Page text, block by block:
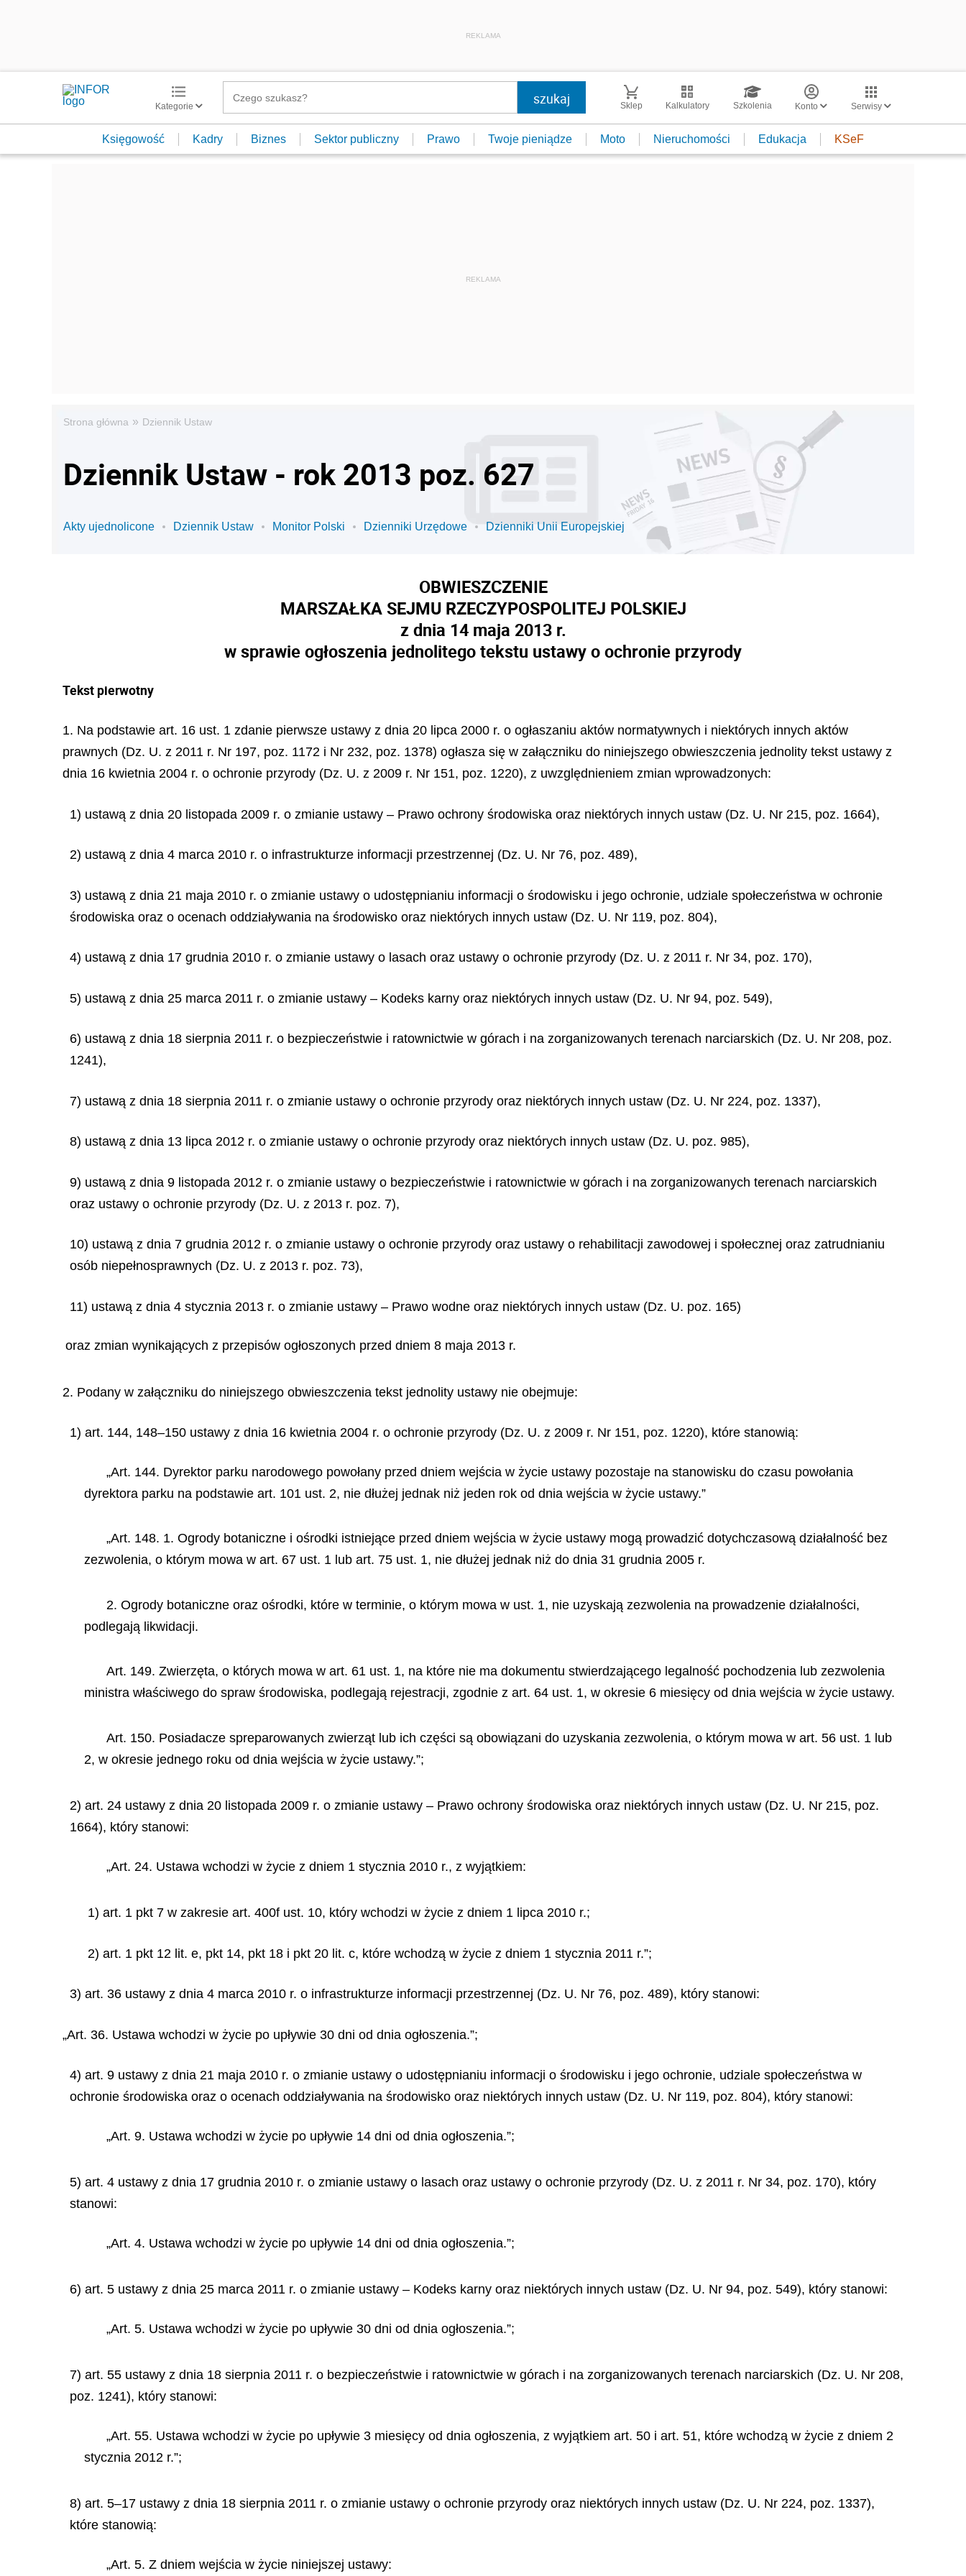
REKLAMA
Kategorie Sklep Kalkulatory Szkolenia Konto Serwisy
Księgowość Kadry Biznes Sektor publiczny Prawo Twoje pieniądze Moto Nieruchomości Edukacja KSeF
Strona główna » Dziennik Ustaw
Dziennik Ustaw - rok 2013 poz. 627
Akty ujednolicone Dziennik Ustaw Monitor Polski Dzienniki Urzędowe Dzienniki Unii Europejskiej
OBWIESZCZENIE
MARSZAŁKA SEJMU RZECZYPOSPOLITEJ POLSKIEJ
z dnia 14 maja 2013 r.
w sprawie ogłoszenia jednolitego tekstu ustawy o ochronie przyrody
Tekst pierwotny
1. Na podstawie art. 16 ust. 1 zdanie pierwsze ustawy z dnia 20 lipca 2000 r. o ogłaszaniu aktów normatywnych i niektórych innych aktów
prawnych (Dz. U. z 2011 r. Nr 197, poz. 1172 i Nr 232, poz. 1378) ogłasza się w załączniku do niniejszego obwieszczenia jednolity tekst ustawy z
dnia 16 kwietnia 2004 r. o ochronie przyrody (Dz. U. z 2009 r. Nr 151, poz. 1220), z uwzględnieniem zmian wprowadzonych:
1) ustawą z dnia 20 listopada 2009 r. o zmianie ustawy – Prawo ochrony środowiska oraz niektórych innych ustaw (Dz. U. Nr 215, poz. 1664),
2) ustawą z dnia 4 marca 2010 r. o infrastrukturze informacji przestrzennej (Dz. U. Nr 76, poz. 489),
3) ustawą z dnia 21 maja 2010 r. o zmianie ustawy o udostępnianiu informacji o środowisku i jego ochronie, udziale społeczeństwa w ochronie
środowiska oraz o ocenach oddziaływania na środowisko oraz niektórych innych ustaw (Dz. U. Nr 119, poz. 804),
4) ustawą z dnia 17 grudnia 2010 r. o zmianie ustawy o lasach oraz ustawy o ochronie przyrody (Dz. U. z 2011 r. Nr 34, poz. 170),
5) ustawą z dnia 25 marca 2011 r. o zmianie ustawy – Kodeks karny oraz niektórych innych ustaw (Dz. U. Nr 94, poz. 549),
6) ustawą z dnia 18 sierpnia 2011 r. o bezpieczeństwie i ratownictwie w górach i na zorganizowanych terenach narciarskich (Dz. U. Nr 208, poz.
1241),
7) ustawą z dnia 18 sierpnia 2011 r. o zmianie ustawy o ochronie przyrody oraz niektórych innych ustaw (Dz. U. Nr 224, poz. 1337),
8) ustawą z dnia 13 lipca 2012 r. o zmianie ustawy o ochronie przyrody oraz niektórych innych ustaw (Dz. U. poz. 985),
9) ustawą z dnia 9 listopada 2012 r. o zmianie ustawy o bezpieczeństwie i ratownictwie w górach i na zorganizowanych terenach narciarskich
oraz ustawy o ochronie przyrody (Dz. U. z 2013 r. poz. 7),
10) ustawą z dnia 7 grudnia 2012 r. o zmianie ustawy o ochronie przyrody oraz ustawy o rehabilitacji zawodowej i społecznej oraz zatrudnianiu
osób niepełnosprawnych (Dz. U. z 2013 r. poz. 73),
11) ustawą z dnia 4 stycznia 2013 r. o zmianie ustawy – Prawo wodne oraz niektórych innych ustaw (Dz. U. poz. 165)
oraz zmian wynikających z przepisów ogłoszonych przed dniem 8 maja 2013 r.
2. Podany w załączniku do niniejszego obwieszczenia tekst jednolity ustawy nie obejmuje:
1) art. 144, 148–150 ustawy z dnia 16 kwietnia 2004 r. o ochronie przyrody (Dz. U. z 2009 r. Nr 151, poz. 1220), które stanowią:
„Art. 144. Dyrektor parku narodowego powołany przed dniem wejścia w życie ustawy pozostaje na stanowisku do czasu powołania
dyrektora parku na podstawie art. 101 ust. 2, nie dłużej jednak niż jeden rok od dnia wejścia w życie ustawy.”
„Art. 148. 1. Ogrody botaniczne i ośrodki istniejące przed dniem wejścia w życie ustawy mogą prowadzić dotychczasową działalność bez
zezwolenia, o którym mowa w art. 67 ust. 1 lub art. 75 ust. 1, nie dłużej jednak niż do dnia 31 grudnia 2005 r.
2. Ogrody botaniczne oraz ośrodki, które w terminie, o którym mowa w ust. 1, nie uzyskają zezwolenia na prowadzenie działalności,
podlegają likwidacji.
Art. 149. Zwierzęta, o których mowa w art. 61 ust. 1, na które nie ma dokumentu stwierdzającego legalność pochodzenia lub zezwolenia
ministra właściwego do spraw środowiska, podlegają rejestracji, zgodnie z art. 64 ust. 1, w okresie 6 miesięcy od dnia wejścia w życie ustawy.
Art. 150. Posiadacze spreparowanych zwierząt lub ich części są obowiązani do uzyskania zezwolenia, o którym mowa w art. 56 ust. 1 lub
2, w okresie jednego roku od dnia wejścia w życie ustawy.”;
2) art. 24 ustawy z dnia 20 listopada 2009 r. o zmianie ustawy – Prawo ochrony środowiska oraz niektórych innych ustaw (Dz. U. Nr 215, poz.
1664), który stanowi:
„Art. 24. Ustawa wchodzi w życie z dniem 1 stycznia 2010 r., z wyjątkiem:
1) art. 1 pkt 7 w zakresie art. 400f ust. 10, który wchodzi w życie z dniem 1 lipca 2010 r.;
2) art. 1 pkt 12 lit. e, pkt 14, pkt 18 i pkt 20 lit. c, które wchodzą w życie z dniem 1 stycznia 2011 r.”;
3) art. 36 ustawy z dnia 4 marca 2010 r. o infrastrukturze informacji przestrzennej (Dz. U. Nr 76, poz. 489), który stanowi:
„Art. 36. Ustawa wchodzi w życie po upływie 30 dni od dnia ogłoszenia.”;
4) art. 9 ustawy z dnia 21 maja 2010 r. o zmianie ustawy o udostępnianiu informacji o środowisku i jego ochronie, udziale społeczeństwa w
ochronie środowiska oraz o ocenach oddziaływania na środowisko oraz niektórych innych ustaw (Dz. U. Nr 119, poz. 804), który stanowi:
„Art. 9. Ustawa wchodzi w życie po upływie 14 dni od dnia ogłoszenia.”;
5) art. 4 ustawy z dnia 17 grudnia 2010 r. o zmianie ustawy o lasach oraz ustawy o ochronie przyrody (Dz. U. z 2011 r. Nr 34, poz. 170), który
stanowi:
„Art. 4. Ustawa wchodzi w życie po upływie 14 dni od dnia ogłoszenia.”;
6) art. 5 ustawy z dnia 25 marca 2011 r. o zmianie ustawy – Kodeks karny oraz niektórych innych ustaw (Dz. U. Nr 94, poz. 549), który stanowi:
„Art. 5. Ustawa wchodzi w życie po upływie 30 dni od dnia ogłoszenia.”;
7) art. 55 ustawy z dnia 18 sierpnia 2011 r. o bezpieczeństwie i ratownictwie w górach i na zorganizowanych terenach narciarskich (Dz. U. Nr 208,
poz. 1241), który stanowi:
„Art. 55. Ustawa wchodzi w życie po upływie 3 miesięcy od dnia ogłoszenia, z wyjątkiem art. 50 i art. 51, które wchodzą w życie z dniem 2
stycznia 2012 r.”;
8) art. 5–17 ustawy z dnia 18 sierpnia 2011 r. o zmianie ustawy o ochronie przyrody oraz niektórych innych ustaw (Dz. U. Nr 224, poz. 1337),
które stanowią:
„Art. 5. Z dniem wejścia w życie niniejszej ustawy: